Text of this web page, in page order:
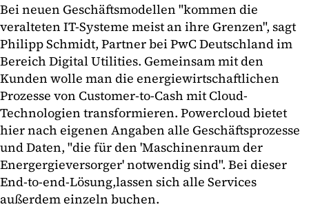
Bei neuen Geschäftsmodellen "kommen die
veralteten IT-Systeme meist an ihre Grenzen", sagt
Philipp Schmidt, Partner bei PwC Deutschland im
Bereich Digital Utilities. Gemeinsam mit den
Kunden wolle man die energiewirtschaftlichen
Prozesse von Customer-to-Cash mit Cloud-
Technologien transformieren. Powercloud bietet
hier nach eigenen Angaben alle Geschäftsprozesse
und Daten, "die für den 'Maschinenraum der
Energergieversorger' notwendig sind". Bei dieser
End-to-end-Lösung,lassen sich alle Services
außerdem einzeln buchen.